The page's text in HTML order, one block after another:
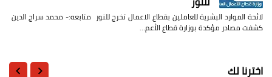
لائحة الموارد البشرية للعاملين بقطاع الاعمال تخرج للنور متابعه:- محمد سراج الدين
كشفت مصادر مؤكدة بوزارة قطاع الأعم…
اخترنا لك